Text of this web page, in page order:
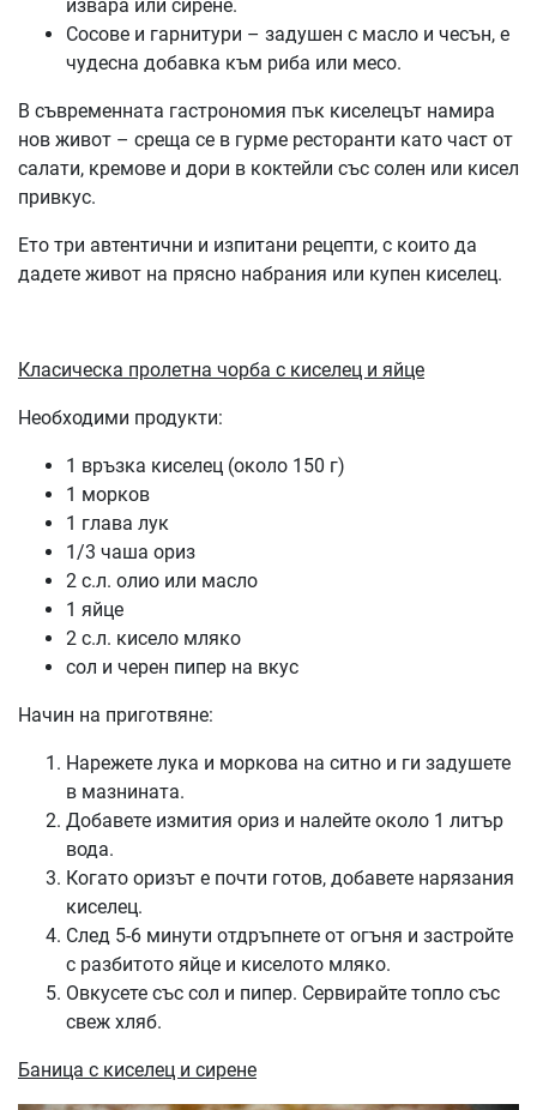
извара или сирене.
Сосове и гарнитури – задушен с масло и чесън, е
чудесна добавка към риба или месо.
В съвременната гастрономия пък киселецът намира
нов живот – среща се в гурме ресторанти като част от
салати, кремове и дори в коктейли със солен или кисел
привкус.
Ето три автентични и изпитани рецепти, с които да
дадете живот на прясно набрания или купен киселец.
Класическа пролетна чорба с киселец и яйце
Необходими продукти:
1 връзка киселец (около 150 г)
1 морков
1 глава лук
1/3 чаша ориз
2 с.л. олио или масло
1 яйце
2 с.л. кисело мляко
сол и черен пипер на вкус
Начин на приготвяне:
Нарежете лука и моркова на ситно и ги задушете
в мазнината.
Добавете измития ориз и налейте около 1 литър
вода.
Когато оризът е почти готов, добавете нарязания
киселец.
След 5-6 минути отдръпнете от огъня и застройте
с разбитото яйце и киселото мляко.
Овкусете със сол и пипер. Сервирайте топло със
свеж хляб.
Баница с киселец и сирене